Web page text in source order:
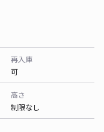
再入庫
可
高さ
制限なし